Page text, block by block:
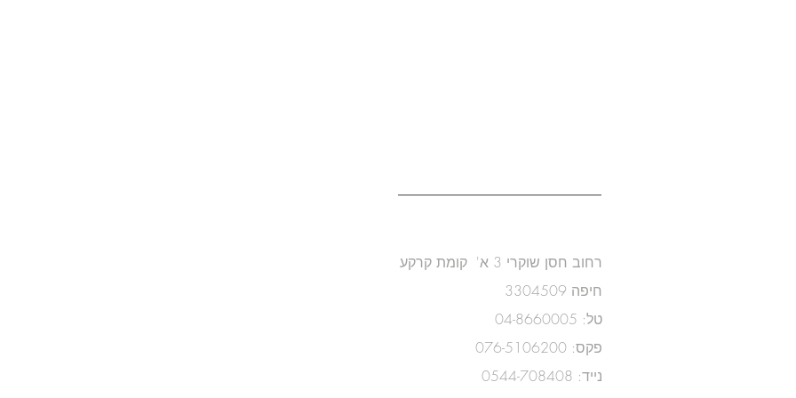
רחוב חסן שוקרי 3 א' קומת קרקע
3304509 חיפה
טל: 04-8660005
פקס: 076-5106200
נייד: 0544-708408